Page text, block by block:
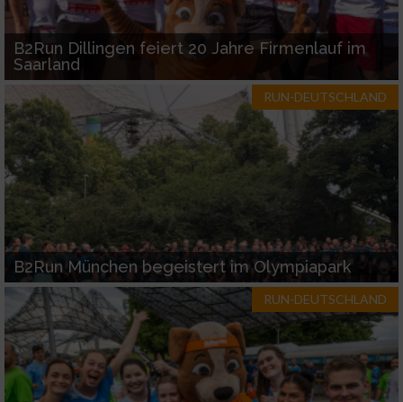
B2Run Dillingen feiert 20 Jahre Firmenlauf im
Saarland
RUN-DEUTSCHLAND
B2Run München begeistert im Olympiapark
RUN-DEUTSCHLAND
Notwendig
Performance
Funktional
Werbung